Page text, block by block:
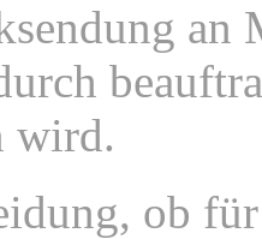
an
wird.
ob